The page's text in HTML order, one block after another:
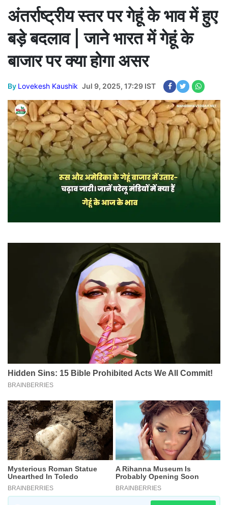
अंतर्राष्ट्रीय स्तर पर गेहूं के भाव में हुए
बड़े बदलाव | जाने भारत में गेहूं के
बाजार पर क्या होगा असर
By Lovekesh Kaushik Jul 9, 2025, 17:29 IST